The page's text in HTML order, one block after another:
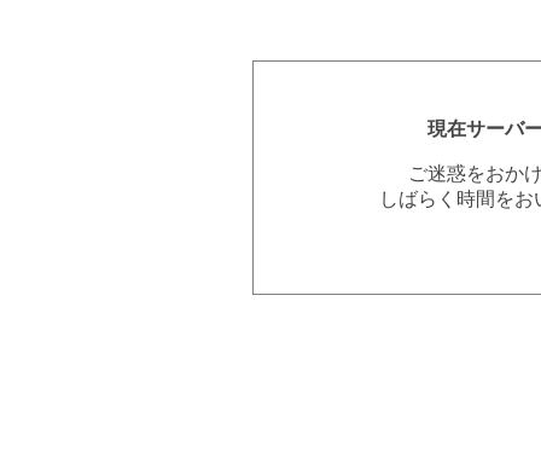
現在サーバ
ご迷惑をおか
しばらく時間を